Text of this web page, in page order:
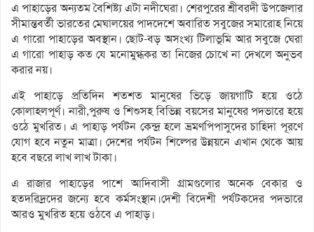
এ পাহাড়ের অন্যতম বৈশিষ্ট্য এটা নদীঘেরা। শেরপুরের শ্রীবরদী উপজেলার
সীমান্তবর্তী ভারতের মেঘালয়ের পাদদেশে অবারিত সবুজের সমারোহ নিয়ে
এ গারো পাহাড়ের অবস্থান। ছোট-বড় অসংখ্য টিলাভূমি আর সবুজে ঘেরা
এ গারো পাহাড় কত যে মনোমুগ্ধকর তা নিজের চোখে না দেখলে অনুভব
করার নয়।
এই পাহাড়ে প্রতিদিন শতশত মানুষের ভিড়ে জায়গাটি হয়ে ওঠে
কোলাহলপূর্ণ। নারী,পুরুষ ও শিশুসহ বিভিন্ন বয়সের মানুষের পদভারে হয়ে
ওঠে মুখরিত। এ পাহাড় পর্যটন কেন্দ্র হলে ভ্রমণপিপাসুদের চাহিদা পূরণে
যোগ হবে নতুন মাত্রা। দেশের পর্যটন শিল্পের উন্নয়নে এখান থেকে আয়
হবে বছরে লাখ লাখ টাকা।
এ রাজার পাহাড়ের পাশে আদিবাসী গ্রামগুলোর অনেক বেকার ও
হতদরিদ্রদের জন্যে হবে কর্মসংস্থান।দেশী বিদেশী পর্যটকদের পদভারে
আরও মুখরিত হয়ে ওঠবে এ পাহাড়।